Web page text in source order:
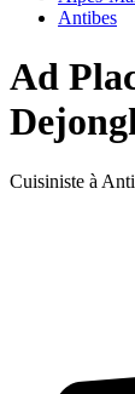
Antibes
Ad
Cuisiniste à